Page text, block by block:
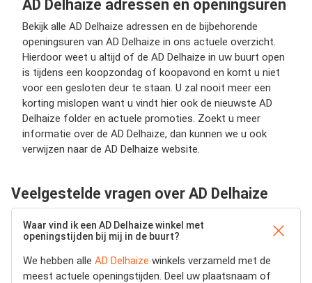
AD Delhaize adressen en openingsuren
Bekijk alle AD Delhaize adressen en de bijbehorende
openingsuren van AD Delhaize in ons actuele overzicht.
Hierdoor weet u altijd of de AD Delhaize in uw buurt open
is tijdens een koopzondag of koopavond en komt u niet
voor een gesloten deur te staan. U zal nooit meer een
korting mislopen want u vindt hier ook de nieuwste AD
Delhaize folder en actuele promoties. Zoekt u meer
informatie over de AD Delhaize, dan kunnen we u ook
verwijzen naar de AD Delhaize website.
Veelgestelde vragen over AD Delhaize
Waar vind ik een AD Delhaize winkel met
openingstijden bij mij in de buurt?
We hebben alle AD Delhaize winkels verzameld met de
meest actuele openingstijden. Deel uw plaatsnaam of